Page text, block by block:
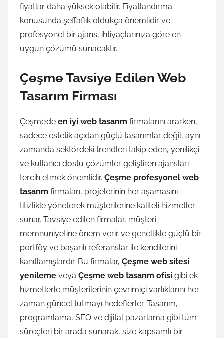
fiyatlar daha yüksek olabilir. Fiyatlandırma
konusunda şeffaflık oldukça önemlidir ve
profesyonel bir ajans, ihtiyaçlarınıza göre en
uygun çözümü sunacaktır.
Çeşme Tavsiye Edilen Web
Tasarım Firması
Çeşme’de en iyi web tasarım firmalarını ararken,
sadece estetik açıdan güçlü tasarımlar değil, aynı
zamanda sektördeki trendleri takip eden, yenilikçi
ve kullanıcı dostu çözümler geliştiren ajansları
tercih etmek önemlidir. Çeşme profesyonel web
tasarım firmaları, projelerinin her aşamasını
titizlikle yöneterek müşterilerine kaliteli hizmetler
sunar. Tavsiye edilen firmalar, müşteri
memnuniyetine önem verir ve genellikle güçlü bir
portföy ve başarılı referanslar ile kendilerini
kanıtlamışlardır. Bu firmalar, Çeşme web sitesi
yenileme veya Çeşme web tasarım ofisi gibi ek
hizmetlerle müşterilerinin çevrimiçi varlıklarını her
zaman güncel tutmayı hedeflerler. Tasarım,
programlama, SEO ve dijital pazarlama gibi tüm
süreçleri bir arada sunarak, size kapsamlı bir